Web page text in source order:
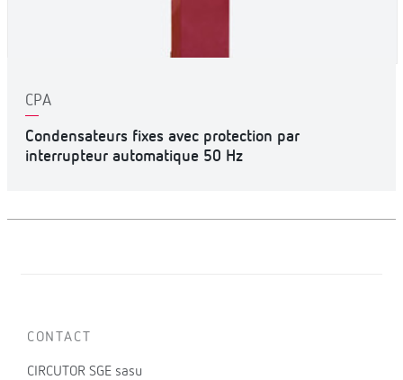
CPA
Condensateurs fixes avec protection par
interrupteur automatique 50 Hz
CONTACT
CIRCUTOR SGE sasu